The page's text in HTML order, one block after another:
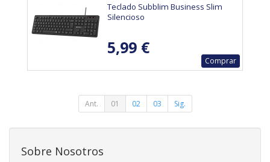
Teclado Subblim Business Slim
Silencioso
5,99 €
Comprar
Ant. 01 02 03 Sig.
Sobre Nosotros